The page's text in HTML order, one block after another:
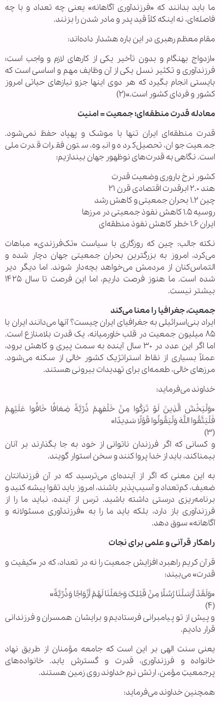
ما باید بدانند که «فرزندآوری آگاهانه» یعنی چه تعداد و با چه
فاصله‌ای، نه اینکه کلاً قید پدر و مادر شدن را بزنند.
مقام معظم رهبری در این باره هشدار داده‌اند:
«ازدواج بهنگام و بدون تأخیر یکی از کارهای لازم و واجب است؛
فرزندآوری و تکثیر نسل یکی از آن وظایف مهم و اساسی است که
‌بایستی انجام بگیرد که هر دوی اینها جزو نیازهای حیاتی امروز
کشور و فردای کشور است‌.‌»(۲)
معادله قدرت منطقه‌ای؛ جمعیت = امنیت
قدرت منطقه‌ای ایران تنها با موشک و پهپاد حفظ نمی‌شود.
جمعیت جوان، تحصیل‌کرده و انبوه، ستون فقرات قدرت ملی
است. نگاهی به قدرت‌های نوظهور جهان بیندازیم:
کشور نرخ باروری وضعیت قدرت
هند ۲.۰ ابرقدرت اقتصادی قرن ۲۱
چین ۱.۲ بحران جمعیتی و کاهش رشد
روسیه ۱.۵ کاهش نفوذ جمعیتی در مرزها
ایران ۱.۶ خطر کاهش نفوذ منطقه‌ای
نکته جالب: چین که روزگاری با سیاست «تک‌فرزندی» مباهات
می‌کرد، امروز به بزرگترین بحران جمعیتی جهان دچار شده و
التماس‌کنان از مردمش می‌خواهد بچه‌دار شوند. اما دیگر دیر
شده است. ما هنوز فرصت داریم، اما این فرصت تا سال ۱۴۲۵
بیشتر نیست.
جمعیت، جغرافیا را معنا می‌کند
ایراد بنی‌اسرائیلی به جغرافیای ایران چیست؟ آنها می‌دانند ایران با
۸۵ میلیون جمعیت در قلب خاورمیانه، یک قدرت بلامنازع است.
اما اگر این عدد در ۳۰ سال آینده به سمت پیری و کاهش برود،
عملاً بسیاری از نقاط استراتژیک کشور خالی از سکنه می‌شود.
مرزهای خالی، طعمه‌ای برای تهدیدات بیرونی هستند.
خداوند می‌فرماید:
«وَلْیَخْشَ الَّذِینَ لَوْ تَرَکُوا مِنْ خَلْفِهِمْ ذُرِّیَّةً ضِعَافًا خَافُوا عَلَیْهِمْ
فَلْیَتَّقُوا اللَّهَ وَلْیَقُولُوا قَوْلًا سَدِیدًا»
(۳)
و کسانی که اگر فرزندان ناتوانی از خود به جا بگذارند بر آنان
بیمناکند، باید از خدا پروا کنند و سخن استوار گویند.
به این معنی که اگر از آینده‌ای می‌ترسید که در آن فرزندانتان
ضعیف، کم‌تعداد و آسیب‌پذیر باشند، امروز باید تقوا پیشه کنید و
برنامه‌ریزی درستی داشته باشید. ترس از آینده، نباید ما را از
فرزندآوری باز دارد، بلکه باید ما را به «فرزندآوری مسئولانه و
آگاهانه» سوق دهد.
راهکار قرآنی و علمی برای نجات
قرآن کریم راهبرد افزایش جمعیت را نه در تعداد، که در «کیفیت و
قدرت» می‌بیند:
«وَلَقَدْ أَرْسَلْنَا رُسُلًا مِنْ قَبْلِکَ وَجَعَلْنَا لَهُمْ أَزْوَاجًا وَذُرِّیَّةً»
(۴)
و پیش از تو پیامبرانی فرستادیم و برایشان همسران و فرزندانی
قرار دادیم.
یعنی سنت الهی بر این است که جامعه مؤمنان از طریق نهاد
خانواده و فرزندآوری، قدرت و گسترش یابد. خانواده‌های
پرجمعیتِ مؤمن، ارتش نرم خداوند روی زمین هستند.
همچنین خداوند می‌فرماید: